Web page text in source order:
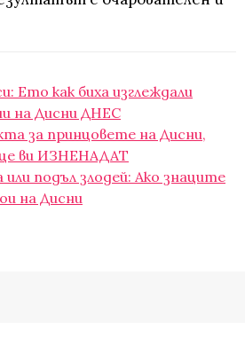
Ето как биха изглеждали
на Дисни ДНЕС
за принцовете на Дисни,
ви ИЗНЕНАДАТ
или подъл злодей: Ако знаците
на Дисни